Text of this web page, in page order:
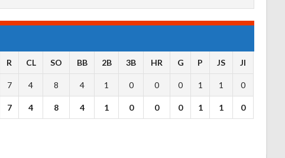
R CL SO BB 2B 3B HR G P JS JI
7 4 8 4 1 0 0 0 1 1 0
7 4 8 4 1 0 0 0 1 1 0